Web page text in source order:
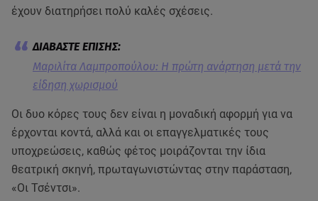
έχουν διατηρήσει πολύ καλές σχέσεις.
Μαριλίτα Λαμπροπούλου: Η πρώτη ανάρτηση μετά την
είδηση χωρισμού
Οι δυο κόρες τους δεν είναι η μοναδική αφορμή για να
έρχονται κοντά, αλλά και οι επαγγελματικές τους
υποχρεώσεις, καθώς φέτος μοιράζονται την ίδια
θεατρική σκηνή, πρωταγωνιστώντας στην παράσταση,
«Οι Τσέντσι».